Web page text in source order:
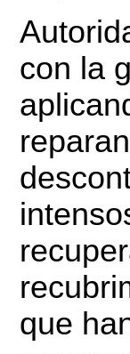
con la
que